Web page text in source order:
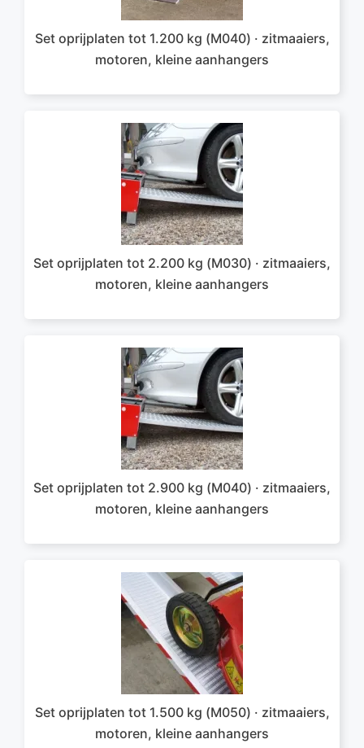
Set oprijplaten tot 1.200 kg (M040) · zitmaaiers,
motoren, kleine aanhangers
Set oprijplaten tot 2.200 kg (M030) · zitmaaiers,
motoren, kleine aanhangers
Set oprijplaten tot 2.900 kg (M040) · zitmaaiers,
motoren, kleine aanhangers
Set oprijplaten tot 1.500 kg (M050) · zitmaaiers,
motoren, kleine aanhangers